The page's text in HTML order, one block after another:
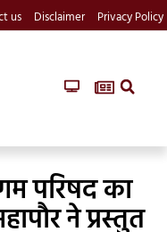
us Disclaimer Privacy Policy
परिषद का
ने प्रस्तुत